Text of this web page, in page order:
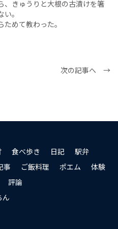
、きゅうりと大根の古漬けを箸
。
めて教わった。
次の記事へ →
食べ歩き 日記
駅弁
事 ご飯料理 ポエム
体験
評論